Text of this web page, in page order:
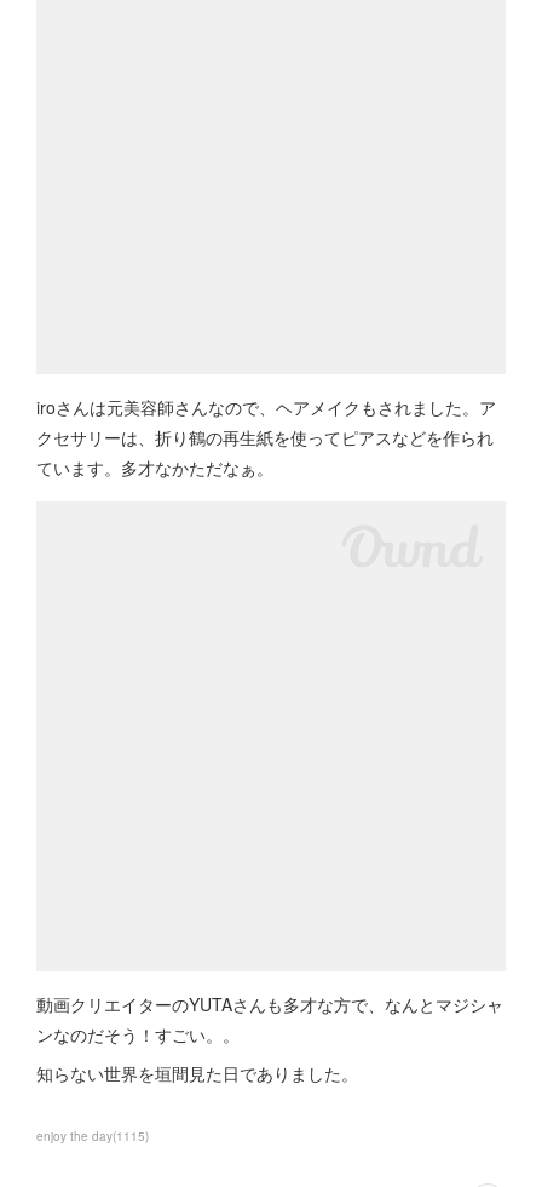
iroさんは元美容師さんなので、ヘアメイクもされました。ア
クセサリーは、折り鶴の再生紙を使ってピアスなどを作られ
ています。多才なかただなぁ。
動画クリエイターのYUTAさんも多才な方で、なんとマジシャ
ンなのだそう！すごい。。
知らない世界を垣間見た日でありました。
enjoy the day(1115)